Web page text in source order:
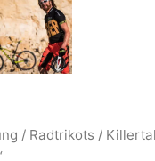
/ Radtrikots /